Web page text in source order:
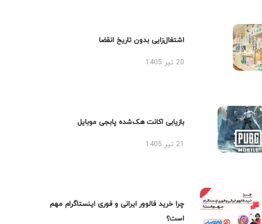
اشتغال‌زایی بدون تاریخ انقضا
20 تیر 1405
بازیابی اکانت هک‌شده پابجی موبایل
چرا خرید فالوور ایرانی و فوری اینستاگرام مهم
است؟